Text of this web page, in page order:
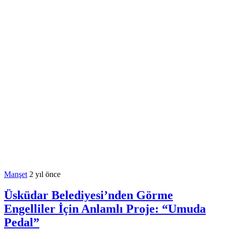
Manşet 2 yıl önce
Üsküdar Belediyesi’nden Görme
Engelliler İçin Anlamlı Proje: “Umuda
Pedal”